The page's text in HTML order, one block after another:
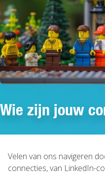
Wie zijn jouw
Velen van ons navigeren
connecties, van LinkedIn-